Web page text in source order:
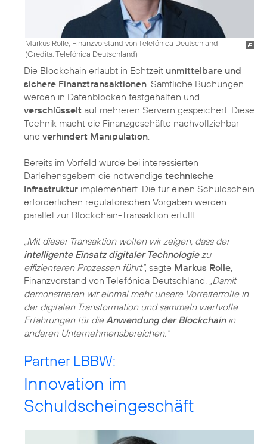
Markus Rolle, Finanzvorstand von Telefónica Deutschland
(Credits: Telefónica Deutschland)
Die Blockchain erlaubt in Echtzeit unmittelbare und
sichere Finanztransaktionen. Sämtliche Buchungen
werden in Datenblöcken festgehalten und
verschlüsselt auf mehreren Servern gespeichert. Diese
Technik macht die Finanzgeschäfte nachvollziehbar
und verhindert Manipulation.
Bereits im Vorfeld wurde bei interessierten
Darlehensgebern die notwendige technische
Infrastruktur implementiert. Die für einen Schuldschein
erforderlichen regulatorischen Vorgaben werden
parallel zur Blockchain-Transaktion erfüllt.
„Mit dieser Transaktion wollen wir zeigen, dass der
intelligente Einsatz digitaler Technologiezu
effizienteren Prozessen führt“, sagte Markus Rolle,
Finanzvorstand von Telefónica Deutschland. „Damit
demonstrieren wir einmal mehr unsere Vorreiterrolle in
der digitalen Transformation und sammeln wertvolle
Erfahrungen für dieAnwendung der Blockchainin
anderen Unternehmensbereichen.“
Partner LBBW:
Innovation im
Schuldscheingeschäft